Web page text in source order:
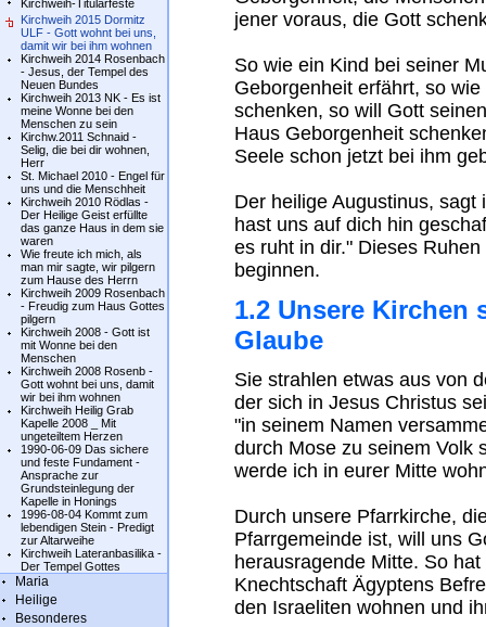
Kirchweih-Titularfeste
Kirchweih 2015 Dormitz
ULF - Gott wohnt bei uns,
damit wir bei ihm wohnen
Kirchweih 2014 Rosenbach
- Jesus, der Tempel des
Neuen Bundes
Kirchweih 2013 NK - Es ist
meine Wonne bei den
Menschen zu sein
Kirchw.2011 Schnaid -
Selig, die bei dir wohnen,
Herr
St. Michael 2010 - Engel für
uns und die Menschheit
Kirchweih 2010 Rödlas -
Der Heilige Geist erfüllte
das ganze Haus in dem sie
waren
Wie freute ich mich, als
man mir sagte, wir pilgern
zum Hause des Herrn
Kirchweih 2009 Rosenbach
- Freudig zum Haus Gottes
pilgern
Kirchweih 2008 - Gott ist
mit Wonne bei den
Menschen
Kirchweih 2008 Rosenb -
Gott wohnt bei uns, damit
wir bei ihm wohnen
Kirchweih Heilig Grab
Kapelle 2008 _ Mit
ungeteiltem Herzen
1990-06-09 Das sichere
und feste Fundament -
Ansprache zur
Grundsteinlegung der
Kapelle in Honings
1996-08-04 Kommt zum
lebendigen Stein - Predigt
zur Altarweihe
Kirchweih Lateranbasilika -
Der Tempel Gottes
Maria
Heilige
Besonderes
jener voraus, die Gott
So wie ein Kind bei seiner
Geborgenheit erfährt, so
schenken, so will Gott
Haus Geborgenheit
Seele schon jetzt bei ihm
Der heilige Augustinus,
hast uns auf dich hin
es ruht in dir." Dieses
beginnen.
1.2 Unsere Kirchen
Glaube
Sie strahlen etwas aus von
der sich in Jesus Christus
"in seinem Namen
durch Mose zu seinem Volk
werde ich in eurer Mitte
Durch unsere Pfarrkirche,
Pfarrgemeinde ist, will uns
herausragende Mitte. So
Knechtschaft Ägyptens
den Israeliten wohnen und